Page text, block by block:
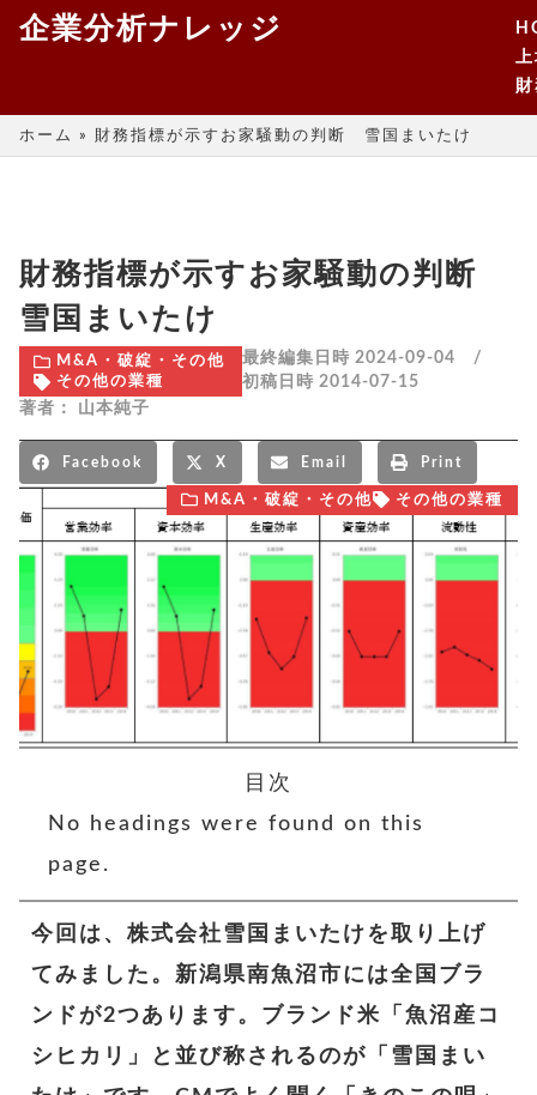
企業分析ナレッジ
ホーム » 財務指標が示すお家騒動の判断 雪国まいたけ
財務指標が示すお家騒動の判断
雪国まいたけ
M&A・破綻・その他
その他の業種
最終編集日時 2024-09-04 /
初稿日時 2014-07-15
著者：
山本純子
Facebook X Email Print
M&A・破綻・その他 その他の業種
目次
No headings were found on this
page.
今回は、株式会社雪国まいたけを取り上げ
てみました。新潟県南魚沼市には全国ブラ
ンドが2つあります。ブランド米「魚沼産コ
シヒカリ」と並び称されるのが「雪国まい